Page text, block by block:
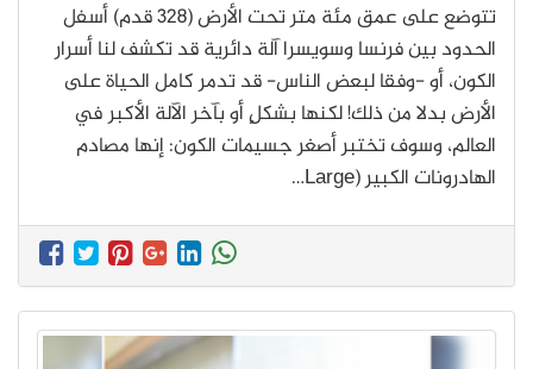
تتوضع على عمق مئة متر تحت الأرض (328 قدم) أسفل
الحدود بين فرنسا وسويسرا آلة دائرية قد تكشف لنا أسرار
الكون، أو -وفقا لبعض الناس- قد تدمر كامل الحياة على
الأرض بدلا من ذلك! لكنها بشكلٍ أو بآخر الآلة الأكبر في
العالم، وسوف تختبر أصغر جسيمات الكون: إنها مصادم
الهادرونات الكبير (Large…